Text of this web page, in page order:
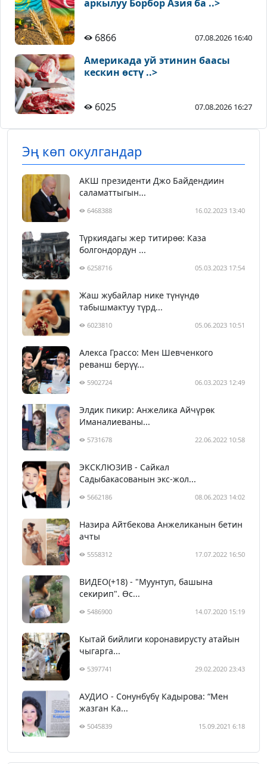
аркылуу Борбор Азия ба ..>
6866 07.08.2026 16:40
Америкада уй этинин баасы
кескин өстү ..>
6025 07.08.2026 16:27
Эң көп окулгандар
АКШ президенти Джо Байдендиин
саламаттыгын...
6468388 16.02.2023 13:40
Түркиядагы жер титирөө: Каза
болгондордун ...
6258716 05.03.2023 17:54
Жаш жубайлар нике түнүндө
табышмактуу түрд...
6023810 05.06.2023 10:51
Алекса Грассо: Мен Шевченкого
реванш берүү...
5902724 06.03.2023 12:49
Элдик пикир: Анжелика Айчүрөк
Иманалиеваны...
5731678 22.06.2022 10:58
ЭКСКЛЮЗИВ - Сайкал
Садыбакасованын экс-жол...
5662186 08.06.2023 14:02
Назира Айтбекова Анжеликанын бетин
ачты
5558312 17.07.2022 16:50
ВИДЕО(+18) - "Муунтуп, башына
секирип". Өс...
5486900 14.07.2020 15:19
Кытай бийлиги коронавирусту атайын
чыгарга...
5397741 29.02.2020 23:43
АУДИО - Сонунбүбү Кадырова: “Мен
жазган Ка...
5045839 15.09.2021 6:18